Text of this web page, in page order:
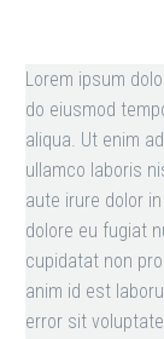
Lorem ipsum
do eiusmod
aliqua. Ut enim
ullamco laboris
aute irure dolor
dolore eu fugiat
cupidatat non
anim id est
error sit